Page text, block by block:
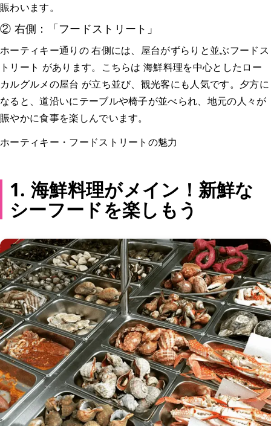
賑わいます。
② 右側：「フードストリート」
ホーティキー通りの 右側には、屋台がずらりと並ぶフードス
トリート があります。こちらは 海鮮料理を中心としたロー
カルグルメの屋台 が立ち並び、観光客にも人気です。夕方に
なると、道沿いにテーブルや椅子が並べられ、地元の人々が
賑やかに食事を楽しんでいます。
ホーティキー・フードストリートの魅力
1. 海鮮料理がメイン！新鮮な
シーフードを楽しもう